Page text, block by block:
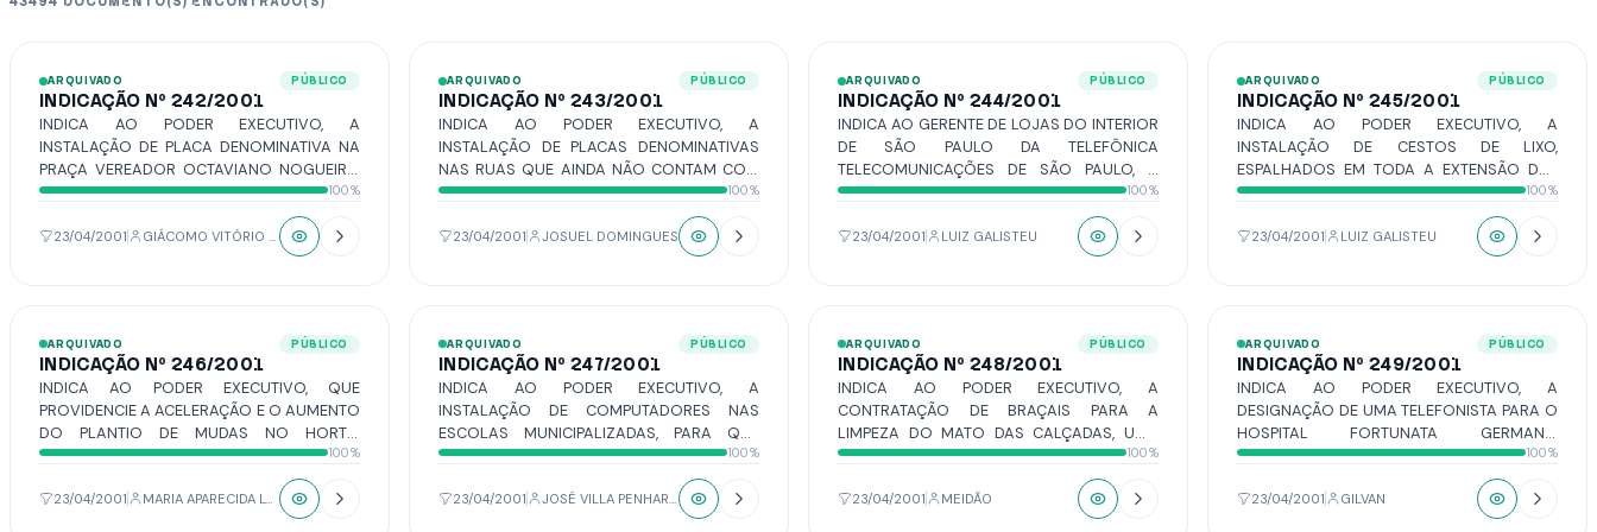
ARQUIVADO PÚBLICO
INDICAÇÃO Nº 242/2001
INDICA AO PODER EXECUTIVO, A
INSTALAÇÃO DE PLACA DENOMINATIVA NA
PRAÇA VEREADOR OCTAVIANO NOGUEIRA,
NA VILA AURELIANO.
100%
23/04/2001 GIÁCOMO VITÓRIO LONGO ROVERI
ARQUIVADO PÚBLICO
INDICAÇÃO Nº 243/2001
INDICA AO PODER EXECUTIVO, A
INSTALAÇÃO DE PLACAS DENOMINATIVAS
NAS RUAS QUE AINDA NÃO CONTAM COM
ESSA REFERÊNCIA, QUE SUBSTITUA AS
EXISTENTES E QUE, A NÍVEL DE SUGESTÃO,
ESTAS CONSTEM ALÉM DO NOME E A
NUMERAÇÃO EQUIVALENTE, O CEP, UM
100%
23/04/2001 JOSUEL DOMINGUES
ARQUIVADO PÚBLICO
INDICAÇÃO Nº 244/2001
INDICA AO GERENTE DE LOJAS DO INTERIOR
DE SÃO PAULO DA TELEFÔNICA
TELECOMUNICAÇÕES DE SÃO PAULO, A
INSTALAÇÃO DE UM TELEFONE
COMUNITÁRIO NAS DEPENDÊNCIAS DO
GRÊMIO DA SANTA CASA DE MISERICÓRDIA.
100%
23/04/2001 LUIZ GALISTEU
ARQUIVADO PÚBLICO
INDICAÇÃO Nº 245/2001
INDICA AO PODER EXECUTIVO, A
INSTALAÇÃO DE CESTOS DE LIXO,
ESPALHADOS EM TODA A EXTENSÃO DAS
PRINCIPAIS RUAS DO CENTRO DA CIDADE.100%
23/04/2001 LUIZ GALISTEU
ARQUIVADO PÚBLICO
INDICAÇÃO Nº 246/2001
INDICA AO PODER EXECUTIVO, QUE
PROVIDENCIE A ACELERAÇÃO E O AUMENTO
DO PLANTIO DE MUDAS NO HORTO
FLORESTAL; PROIBA A PODA E CORTE DE
ÁRVORES SEM AVALIAÇÃO TÉCNICA;
AGILIZAÇÃO NA RECUPERAÇÃO DAS MATAS
CILIARES E ETC, MEDIDAS NECESSÁRIAS A
100%
23/04/2001 MARIA APARECIDA LOPES ISIARA
ARQUIVADO PÚBLICO
INDICAÇÃO Nº 247/2001
INDICA AO PODER EXECUTIVO, A
INSTALAÇÃO DE COMPUTADORES NAS
ESCOLAS MUNICIPALIZADAS, PARA QUE
SEJAM MINISTRADAS AULAS DE
INFORMATICA AOS ALUNOS DA REDE.
100%
23/04/2001 JOSÉ VILLA PENHARBEL
ARQUIVADO PÚBLICO
INDICAÇÃO Nº 248/2001
INDICA AO PODER EXECUTIVO, A
CONTRATAÇÃO DE BRAÇAIS PARA A
LIMPEZA DO MATO DAS CALÇADAS, UMA
VEZ QUE O MESMO ESTÁ INVADINDO O
ASFALTO E ATRAPALHANDO O SERVIÇO DE
VARREDURA DAS VIAS PÚBLICAS.
100%
23/04/2001 MEIDÃO
ARQUIVADO PÚBLICO
INDICAÇÃO Nº 249/2001
INDICA AO PODER EXECUTIVO, A
DESIGNAÇÃO DE UMA TELEFONISTA PARA O
HOSPITAL FORTUNATA GERMANO
POZZOBON, NO BAIRRO POZZOBON.
100%
23/04/2001 GILVAN